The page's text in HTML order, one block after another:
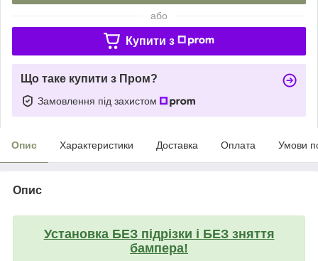
або
Купити з
Що таке купити з Пром?
Замовлення під захистом
Опис Характеристики Доставка Оплата Умови
Опис
Установка БЕЗ підрізки і БЕЗ зняття
бампера!